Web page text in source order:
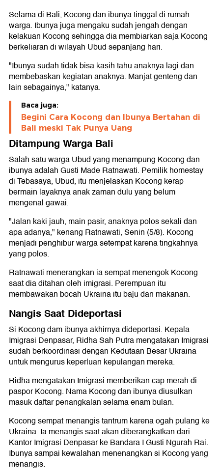
Selama di Bali, Kocong dan ibunya tinggal di rumah
warga. Ibunya juga mengaku sudah jengah dengan
kelakuan Kocong sehingga dia membiarkan saja Kocong
berkeliaran di wilayah Ubud sepanjang hari.
"Ibunya sudah tidak bisa kasih tahu anaknya lagi dan
membebaskan kegiatan anaknya. Manjat genteng dan
lain sebagainya," katanya.
Baca juga:
Begini Cara Kocong dan Ibunya Bertahan di
Bali meski Tak Punya Uang
Ditampung Warga Bali
Salah satu warga Ubud yang menampung Kocong dan
ibunya adalah Gusti Made Ratnawati. Pemilik homestay
di Tebasaya, Ubud, itu menjelaskan Kocong kerap
bermain layaknya anak zaman dulu yang belum
mengenal gawai.
"Jalan kaki jauh, main pasir, anaknya polos sekali dan
apa adanya," kenang Ratnawati, Senin (5/8). Kocong
menjadi penghibur warga setempat karena tingkahnya
yang polos.
Ratnawati menerangkan ia sempat menengok Kocong
saat dia ditahan oleh imigrasi. Perempuan itu
membawakan bocah Ukraina itu baju dan makanan.
Nangis Saat Dideportasi
Si Kocong dam ibunya akhirnya dideportasi. Kepala
Imigrasi Denpasar, Ridha Sah Putra mengatakan Imigrasi
sudah berkoordinasi dengan Kedutaan Besar Ukraina
untuk mengurus keperluan kepulangan mereka.
Ridha mengatakan Imigrasi memberikan cap merah di
paspor Kocong. Nama Kocong dan ibunya diusulkan
masuk daftar penangkalan selama enam bulan.
Kocong sempat menangis tantrum karena ogah pulang ke
Ukraina. Ia menangis saat akan diberangkatkan dari
Kantor Imigrasi Denpasar ke Bandara I Gusti Ngurah Rai.
Ibunya sampai kewalahan menenangkan si Kocong yang
menangis.